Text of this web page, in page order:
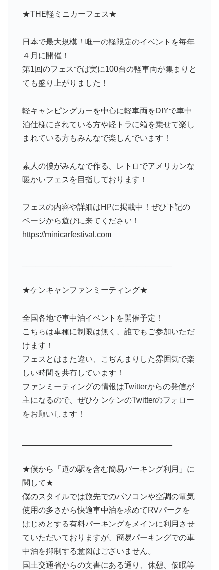
★THE軽ミニカーフェス★
日本で最大規模！唯一の軽限定のイベントを毎年
４月に開催！
第1回のフェスでは実に100台の軽車両が集まりと
ても盛り上がりました！
軽キャンピングカーを中心に軽車両をDIYで車中
泊仕様にされている方や軽トラに箱を乗せて楽し
まれている方もみんなで楽しんでいます！
素人の僕がみんなで作る、レトロでアメリカンな
暖かいフェスを目指しております！
フェスの内容や詳細はHPに掲載中！ぜひ下記の
ページから遊びに来てください！
https://minicarfestival.com
★ケンキャンファンミーティング★
全国各地で車中泊イベントを開催予定！
こちらは車種に制限は無く、誰でもご参加いただ
けます！
フェスとはまた違い、こぢんまりした雰囲気で楽
しい時間を共有しています！
ファンミーティングの情報はTwitterからの発信が
主になるので、ぜひケンケンのTwitterのフォロー
をお願いします！
★僕から「道の駅を含む簡易パーキング利用」に
関して★
僕のスタイルでは旅先でのパソコンや空調の電気
使用の多さから快適車中泊を求めてRVパークを
はじめとする有料パーキングをメインに利用させ
ていただいておりますが、簡易パーキングでの車
中泊を抑制する意図はございません。
国土交通省からの文書にある通り、休憩、仮眠等